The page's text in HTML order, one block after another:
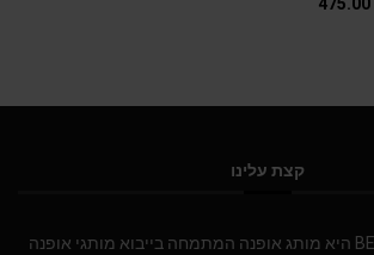
קצת עלינו
חברת BESTIESHOES היא מותג אופנה המתמחה בייבוא מותגי אופנה